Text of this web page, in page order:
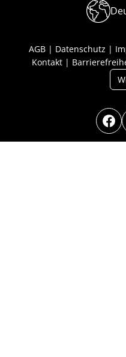
AGB Datenschutz
Kontakt